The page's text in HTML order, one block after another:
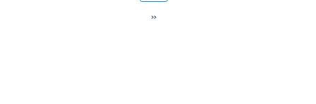
»